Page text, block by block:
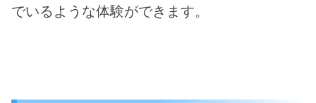
でいるような体験ができます。